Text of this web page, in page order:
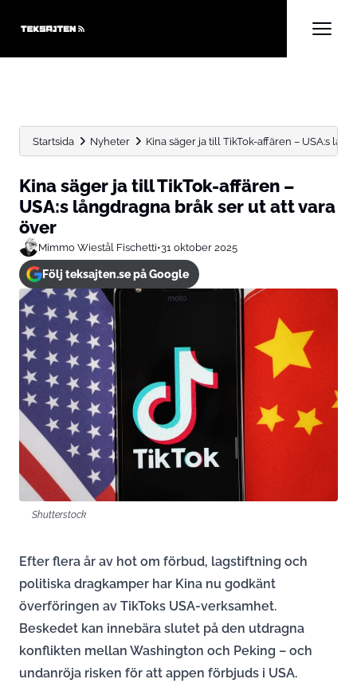
Startsida Nyheter Kina säger ja till TikTok-affären – USA:s
Kina säger ja till TikTok-affären –
USA:s långdragna bråk ser ut att vara
över
Mimmo Wiestål Fischetti•31 oktober 2025
Följ teksajten.se på Google
Shutterstock
Efter flera år av hot om förbud, lagstiftning och
politiska dragkamper har Kina nu godkänt
överföringen av TikToks USA-verksamhet.
Beskedet kan innebära slutet på den utdragna
konflikten mellan Washington och Peking – och
undanröja risken för att appen förbjuds i USA.